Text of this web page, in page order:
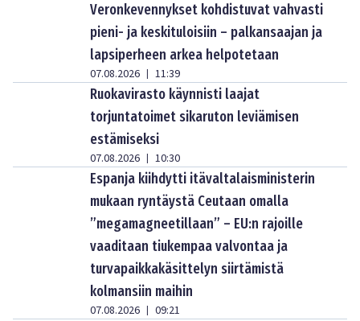
Veronkevennykset kohdistuvat vahvasti
pieni- ja keskituloisiin – palkansaajan ja
lapsiperheen arkea helpotetaan
07.08.2026 | 11:39
Ruokavirasto käynnisti laajat
torjuntatoimet sikaruton leviämisen
estämiseksi
07.08.2026 | 10:30
Espanja kiihdytti itävaltalaisministerin
mukaan ryntäystä Ceutaan omalla
”megamagneetillaan” – EU:n rajoille
vaaditaan tiukempaa valvontaa ja
turvapaikkakäsittelyn siirtämistä
kolmansiin maihin
07.08.2026 | 09:21